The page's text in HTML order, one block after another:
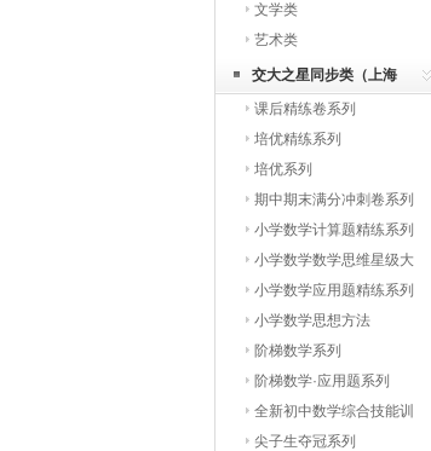
文学类
艺术类
交大之星同步类（上海
版）
课后精练卷系列
培优精练系列
培优系列
期中期末满分冲刺卷系列
小学数学计算题精练系列
小学数学数学思维星级大
通关系列
小学数学应用题精练系列
小学数学思想方法
阶梯数学系列
阶梯数学·应用题系列
全新初中数学综合技能训
练系列
尖子生夺冠系列